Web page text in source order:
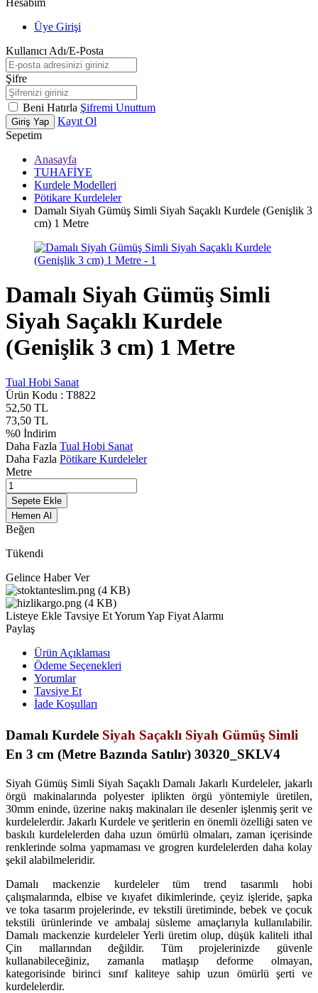
Hesabım
Üye Girişi
Kullanıcı Adı/E-Posta
Şifre
Beni Hatırla Şifremi Unuttum
Giriş Yap
Kayıt Ol
Sepetim
Anasayfa
TUHAFİYE
Kurdele Modelleri
Pötikare Kurdeleler
Damalı Siyah Gümüş Simli Siyah Saçaklı Kurdele (Genişlik 3
cm) 1 Metre
Damalı Siyah Gümüş Simli
Siyah Saçaklı Kurdele
(Genişlik 3 cm) 1 Metre
Tual Hobi Sanat
Ürün Kodu : T8822
52,50 TL
73,50 TL
%0 İndirim
Daha Fazla Tual Hobi Sanat
Daha Fazla Pötikare Kurdeleler
Metre
Sepete Ekle
Hemen Al
Beğen
Tükendi
Gelince Haber Ver
Listeye Ekle Tavsiye EtYorum Yap Fiyat Alarmı
Paylaş
Ürün Açıklaması
Ödeme Seçenekleri
Yorumlar
Tavsiye Et
İade Koşulları
Damalı Kurdele Siyah Saçaklı Siyah Gümüş Simli
En 3 cm (Metre Bazında Satılır) 30320_SKLV4
Siyah Gümüş Simli Siyah Saçaklı Damalı Jakarlı Kurdeleler, jakarlı
örgü makinalarında polyester iplikten örgü yöntemiyle üretilen,
30mm eninde, üzerine nakış makinaları ile desenler işlenmiş şerit ve
kurdelelerdir. Jakarlı Kurdele ve şeritlerin en önemli özelliği saten ve
baskılı kurdelelerden daha uzun ömürlü olmaları, zaman içerisinde
renklerinde solma yapmaması ve grogren kurdelelerden daha kolay
şekil alabilmeleridir.
Damalı mackenzie kurdeleler tüm trend tasarımlı hobi
çalışmalarında, elbise ve kıyafet dikimlerinde, çeyiz işleride, şapka
ve toka tasarım projelerinde, ev tekstili üretiminde, bebek ve çocuk
tekstili ürünlerinde ve ambalaj süsleme amaçlarıyla kullanılabilir.
Damalı mackenzie kurdeleler Yerli üretim olup, düşük kaliteli ithal
Çin mallarından değildir. Tüm projelerinizde güvenle
kullanabileceğiniz, zamanla matlaşıp deforme olmayan,
kategorisinde birinci sınıf kaliteye sahip uzun ömürlü şerti ve
kurdelelerdir.